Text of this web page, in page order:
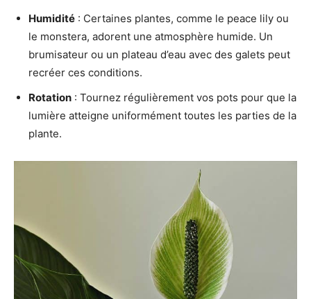
Humidité : Certaines plantes, comme le peace lily ou
le monstera, adorent une atmosphère humide. Un
brumisateur ou un plateau d’eau avec des galets peut
recréer ces conditions.
Rotation : Tournez régulièrement vos pots pour que la
lumière atteigne uniformément toutes les parties de la
plante.